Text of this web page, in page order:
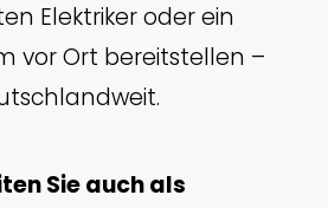
Elektriker oder ein
vor Ort bereitstellen –
Sie auch als